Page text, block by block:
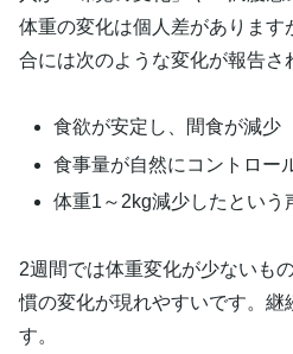
体重の変化は個人差がありま
合には次のような変化が報告さ
食欲が安定し、間食が減少
食事量が自然にコントロー
体重1～2kg減少したという
2週間では体重変化が少ないも
慣の変化が現れやすいです。継
す。